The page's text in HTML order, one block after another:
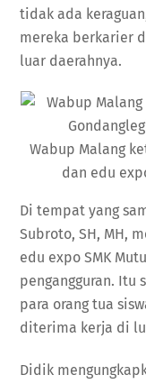
tidak ada
mereka berkarier
luar daerahnya.
Wabup Malang
dan edu
Di tempat yang
Subroto, SH, MH,
edu expo SMK
pengangguran. Itu
para orang tua
diterima kerja di
Didik